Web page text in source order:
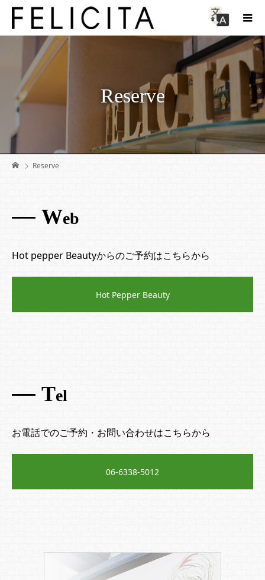
Reserve
Reserve
Web
Hot pepper Beautyからのご予約はこちらから
Hot Pepper Beauty
Tel
お電話でのご予約・お問い合わせはこちらから
06-6338-5012